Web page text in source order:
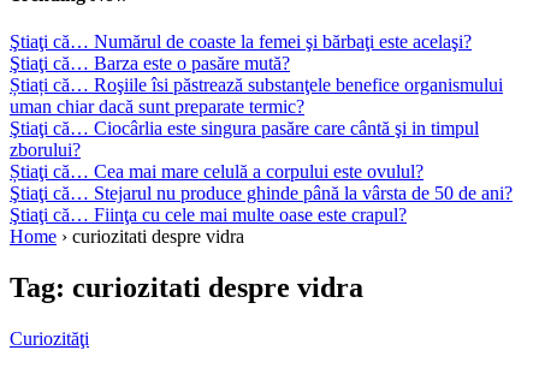
Ştiaţi că… Numărul de coaste la femei şi bărbaţi este acelaşi?
Ştiaţi că… Barza este o pasăre mută?
Știați că… Roşiile îsi păstrează substanţele benefice organismului
uman chiar dacă sunt preparate termic?
Ştiaţi că… Ciocârlia este singura pasăre care cântă şi in timpul
zborului?
Știaţi că… Cea mai mare celulă a corpului este ovulul?
Ştiaţi că… Stejarul nu produce ghinde până la vârsta de 50 de ani?
Ştiaţi că… Fiinţa cu cele mai multe oase este crapul?
Home › curiozitati despre vidra
Tag: curiozitati despre vidra
Curiozităţi